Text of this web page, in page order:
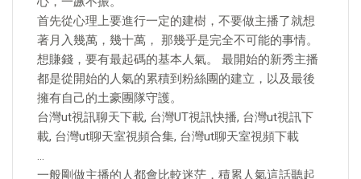
首先從心理上要進行一定的建樹，不要做主播了就想
著月入幾萬，幾十萬， 那幾乎是完全不可能的事情。
想賺錢，要有最起碼的基本人氣。 最開始的新秀主播
都是從開始的人氣的累積到粉絲團的建立，以及最後
擁有自己的土豪團隊守護。
台灣ut視訊聊天下載, 台灣UT視訊快播, 台灣ut視訊下
載, 台灣ut聊天室視頻合集, 台灣ut聊天室視頻下載
…
一般剛做主播的人都會比較迷茫，積累人氣這話聽起